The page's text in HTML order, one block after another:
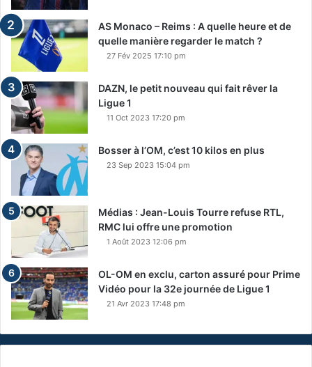
AS Monaco – Reims : A quelle heure et de
quelle manière regarder le match ?
27 Fév 2025 17:10 pm
DAZN, le petit nouveau qui fait rêver la
Ligue 1
11 Oct 2023 17:20 pm
Bosser à l’OM, c’est 10 kilos en plus
23 Sep 2023 15:04 pm
Médias : Jean-Louis Tourre refuse RTL,
RMC lui offre une promotion
1 Août 2023 12:06 pm
OL-OM en exclu, carton assuré pour Prime
Vidéo pour la 32e journée de Ligue 1
21 Avr 2023 17:48 pm